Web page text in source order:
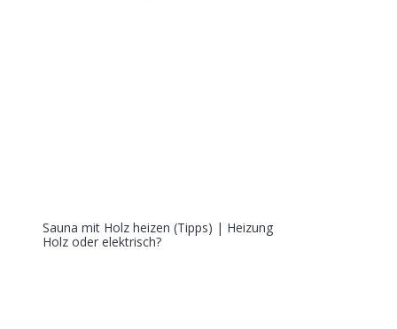
Sauna mit Holz heizen (Tipps) | Heizung
Holz oder elektrisch?